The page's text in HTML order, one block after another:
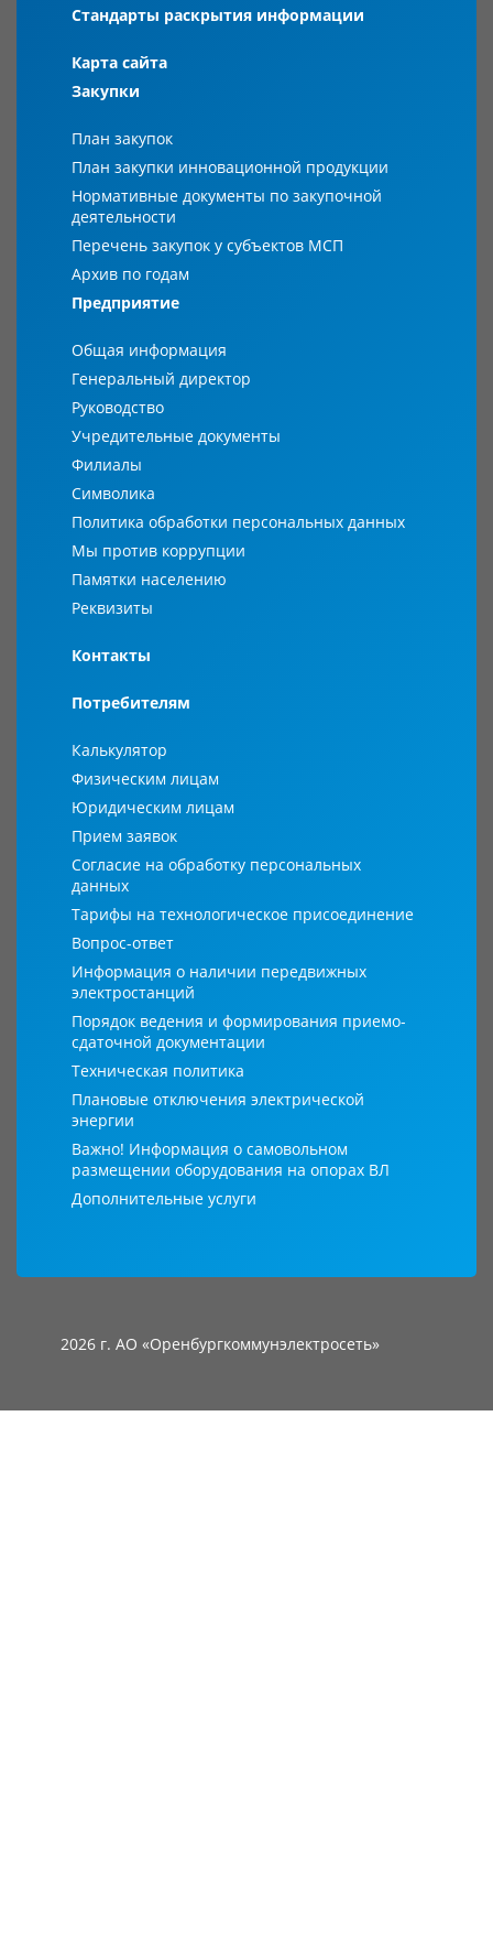
Стандарты раскрытия информации
Карта сайта
Закупки
План закупок
План закупки инновационной продукции
Нормативные документы по закупочной
деятельности
Перечень закупок у субъектов МСП
Архив по годам
Предприятие
Общая информация
Генеральный директор
Руководство
Учредительные документы
Филиалы
Символика
Политика обработки персональных данных
Мы против коррупции
Памятки населению
Реквизиты
Контакты
Потребителям
Калькулятор
Физическим лицам
Юридическим лицам
Прием заявок
Согласие на обработку персональных
данных
Тарифы на технологическое присоединение
Вопрос-ответ
Информация о наличии передвижных
электростанций
Порядок ведения и формирования приемо-
сдаточной документации
Техническая политика
Плановые отключения электрической
энергии
Важно! Информация о самовольном
размещении оборудования на опорах ВЛ
Дополнительные услуги
2026 г. АО «Оренбургкоммунэлектросеть»